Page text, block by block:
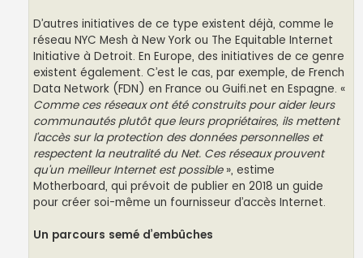
D’autres initiatives de ce type existent déjà, comme le
réseau NYC Mesh à New York ou The Equitable Internet
Initiative à Detroit. En Europe, des initiatives de ce genre
existent également. C’est le cas, par exemple, de French
Data Network (FDN) en France ou Guifi.net en Espagne. «
Comme ces réseaux ont été construits pour aider leurs
communautés plutôt que leurs propriétaires, ils mettent
l’accès sur la protection des données personnelles et
respectent la neutralité du Net. Ces réseaux prouvent
qu’un meilleur Internet est possible», estime
Motherboard, qui prévoit de publier en 2018 un guide
pour créer soi-même un fournisseur d’accès Internet.
Un parcours semé d’embûches